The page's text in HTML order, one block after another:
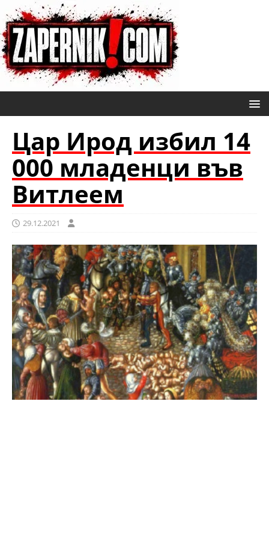
Цар Ирод избил 14
000 младенци във
Витлеем
29.12.2021